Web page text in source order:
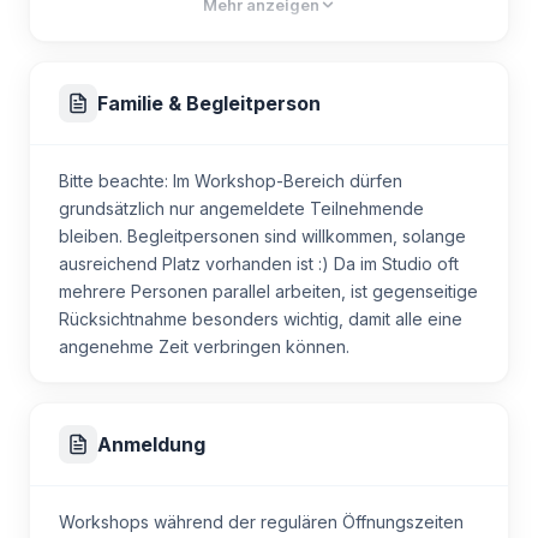
dir nochmals rund eine Stunde zur Verfügung. Wähle
ruhig und elegant oder farbenfroh und lebendig –
Wenn du ein grösseres oder besonders
aufwendiges Projekt umsetzen möchtest, ist das
ebenfalls möglich. Je nach Grösse und
Materialaufwand kann ein Aufpreis von 10–20 CHF
anfallen.
schönes kreatives Erlebnis. ✨
zu ihrem Kind passt.
Mehr anzeigen
Familie & Begleitperson
Bitte beachte: Im Workshop-Bereich dürfen
grundsätzlich nur angemeldete Teilnehmende
bleiben. Begleitpersonen sind willkommen, solange
ausreichend Platz vorhanden ist :) Da im Studio oft
mehrere Personen parallel arbeiten, ist gegenseitige
Rücksichtnahme besonders wichtig, damit alle eine
angenehme Zeit verbringen können.
Anmeldung
Workshops während der regulären Öffnungszeiten